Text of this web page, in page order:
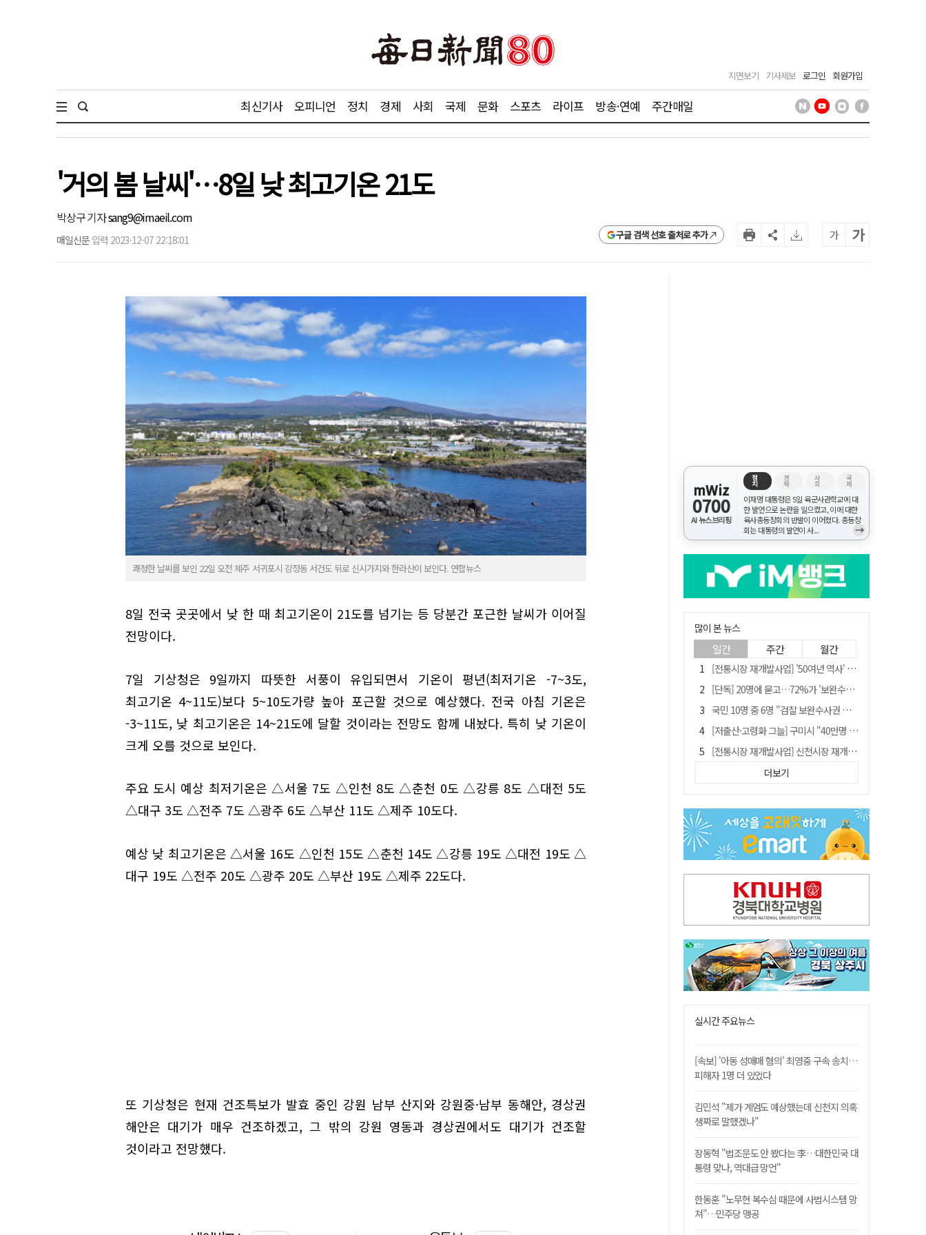
지면보기 기사제보 로그인 회원가입
최신기사 오피니언 정치 경제 사회 국제 문화 스포츠 라이프 방송·연예 주간매일
'거의 봄 날씨'…8일 낮 최고기온 21도
박상구 기자sang9@imaeil.com
매일신문 입력 2023-12-07 22:18:01 구글 검색 선호 출처로 추가 가 가
쾌청한 날씨를 보인 22일 오전 제주 서귀포시 강정동 서건도 뒤로 신시가지와 한라산이 보인다. 연합뉴스
8일 전국 곳곳에서 낮 한 때 최고기온이 21도를 넘기는 등 당분간 포근한 날씨가 이어질
전망이다.
7일 기상청은 9일까지 따뜻한 서풍이 유입되면서 기온이 평년(최저기온 -7~3도,
최고기온 4~11도)보다 5~10도가량 높아 포근할 것으로 예상했다. 전국 아침 기온은
-3~11도, 낮 최고기온은 14~21도에 달할 것이라는 전망도 함께 내놨다. 특히 낮 기온이
크게 오를 것으로 보인다.
주요 도시 예상 최저기온은 △서울 7도 △인천 8도 △춘천 0도 △강릉 8도 △대전 5도
△대구 3도 △전주 7도 △광주 6도 △부산 11도 △제주 10도다.
예상 낮 최고기온은 △서울 16도 △인천 15도 △춘천 14도 △강릉 19도 △대전 19도 △
대구 19도 △전주 20도 △광주 20도 △부산 19도 △제주 22도다.
또 기상청은 현재 건조특보가 발효 중인 강원 남부 산지와 강원중·남부 동해안, 경상권
해안은 대기가 매우 건조하겠고, 그 밖의 강원 영동과 경상권에서도 대기가 건조할
것이라고 전망했다.
mWiz
0700
AI 뉴스브리핑
정
치
경
제
사
회
국
제
이재명 대통령은 5일 육군사관학교에 대
한 발언으로 논란을 일으켰고, 이에 대한
육사총동창회의 반발이 이어졌다. 총동창
회는 대통령의 발언이 사...
→
많이 본 뉴스
일간 주간 월간
[전통시장 재개발사업] '50여년 역사' 수성시장 자리에 25층 주상복합 들어선다
[단독] 20명에 묻고…72%가 '보완수사권 폐지'?
국민 10명 중 6명 "검찰 보완수사권 필요"…민주당 지지층도 53.8%
[저출산·고령화 그늘] 구미시 "40만명 사수" 고령군 "3만명대 회복"
[전통시장 재개발사업] 신천시장 재개발, 준공 후에도 소송전
李대통령 지지율 다시 40%대로…20대는 18.8%p 급락
안동-사가에, "50년 우정 넘어 미래 50년 함께 연다"
[인사]경상북도
유승민 "尹 졸업한 서울대 법대·충암고도 없애야"…李 육사 통합 직격
더보기
실시간 주요뉴스
[속보] '아동 성매매 혐의' 최영중 구속 송치…
피해자 1명 더 있었다
김민석 "제가 계엄도 예상했는데 신천지 의혹
생짜로 말했겠나"
장동혁 "법조문도 안 봤다는 李…대한민국 대
통령 맞나, 역대급 망언"
한동훈 "노무현 복수심 때문에 사법시스템 망
쳐"…민주당 맹공